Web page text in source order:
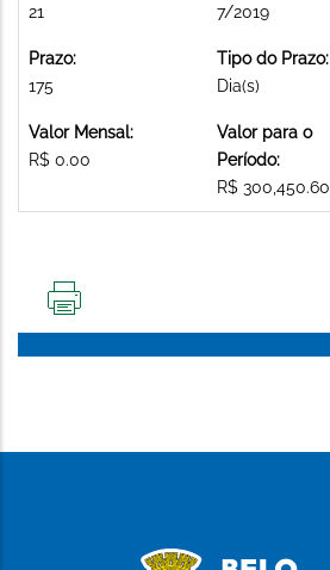
21
7/2019
Prazo:
175
Tipo do Prazo:
Dia(s)
Valor Mensal:
R$ 0.00
Valor para o
Período:
R$ 300,450.60
PÁGINA